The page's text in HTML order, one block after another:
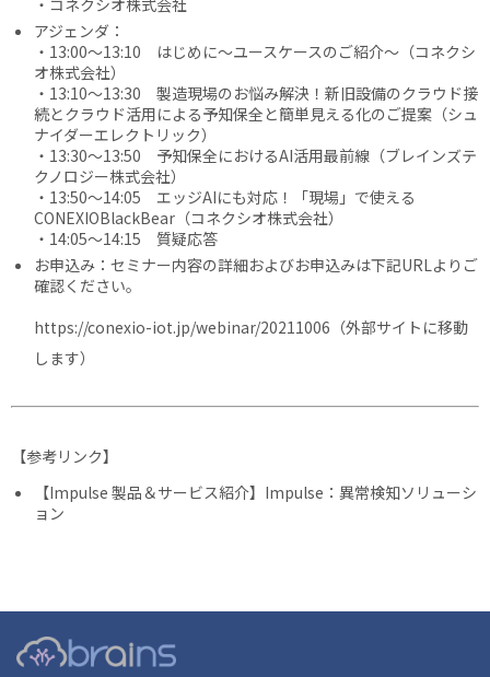
・コネクシオ株式会社
アジェンダ：
・13:00〜13:10 はじめに～ユースケースのご紹介～（コネクシ
オ株式会社）
・13:10〜13:30 製造現場のお悩み解決！新旧設備のクラウド接
続とクラウド活用による予知保全と簡単見える化のご提案（シュ
ナイダーエレクトリック）
・13:30〜13:50 予知保全におけるAI活用最前線（ブレインズテ
クノロジー株式会社）
・13:50〜14:05 エッジAIにも対応！「現場」で使える
CONEXIOBlackBear（コネクシオ株式会社）
・14:05〜14:15 質疑応答
お申込み：セミナー内容の詳細およびお申込みは下記URLよりご
確認ください。
https://conexio-iot.jp/webinar/20211006 （外部サイトに移動
します）
【参考リンク】
【Impulse 製品＆サービス紹介】Impulse：異常検知ソリューシ
ョン